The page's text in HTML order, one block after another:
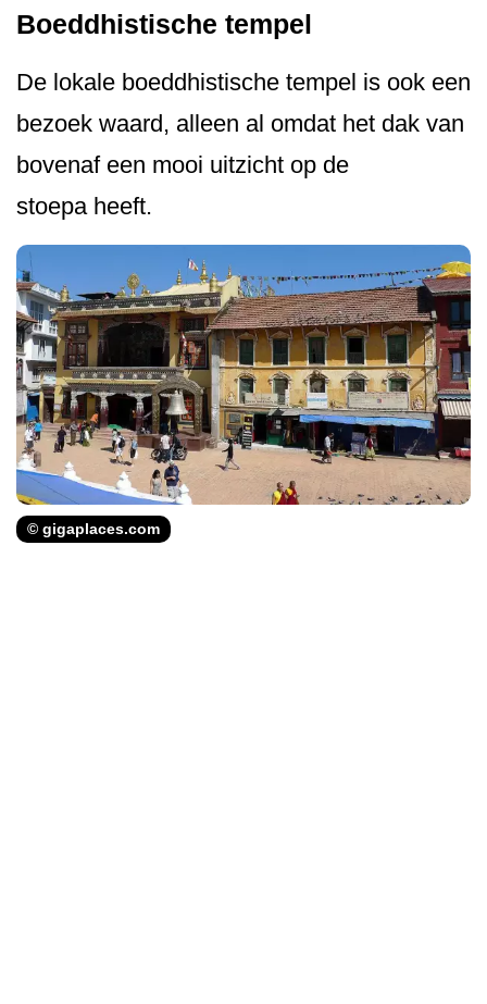
Boeddhistische tempel
De lokale boeddhistische tempel is ook een
bezoek waard, alleen al omdat het dak van
bovenaf een mooi uitzicht op de
stoepa heeft.
© gigaplaces.com